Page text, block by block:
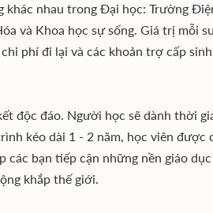
khác nhau trong Đại học: Trường
và Khoa học sự sống. Giá trị mỗi
phí đi lại và các khoản trợ cấp
độc đáo. Người học sẽ dành thời
kéo dài 1 - 2 năm, học viên được
các bạn tiếp cận những nền giáo
khắp thế giới.